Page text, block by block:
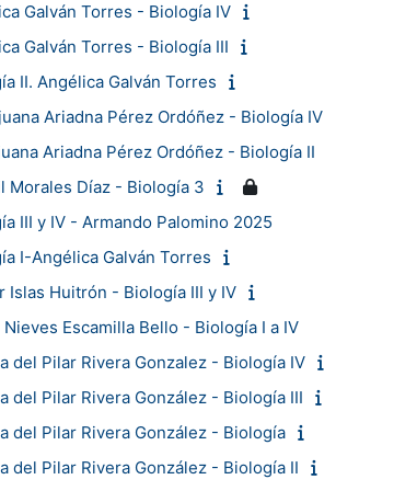
Galván Torres - Biología IV
Galván Torres - Biología III
II. Angélica Galván Torres
Ariadna Pérez Ordóñez - Biología IV
Ariadna Pérez Ordóñez - Biología II
Morales Díaz - Biología 3
III y IV - Armando Palomino 2025
I-Angélica Galván Torres
Islas Huitrón - Biología III y IV
Escamilla Bello - Biología I a IV
del Pilar Rivera Gonzalez - Biología IV
del Pilar Rivera González - Biología III
del Pilar Rivera González - Biología
del Pilar Rivera González - Biología II